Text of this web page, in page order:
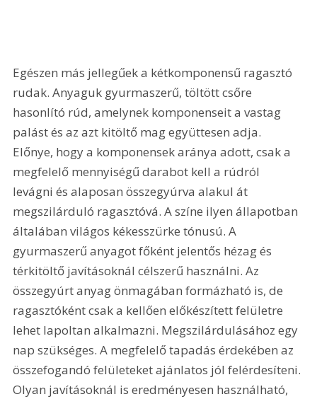
Egészen más jellegűek a kétkomponensű ragasztó
rudak. Anyaguk gyurmaszerű, töltött csőre
hasonlító rúd, amelynek komponenseit a vastag
palást és az azt kitöltő mag együttesen adja.
Előnye, hogy a komponensek aránya adott, csak a
megfelelő mennyiségű darabot kell a rúdról
levágni és alaposan összegyúrva alakul át
megszilárduló ragasztóvá. A színe ilyen állapotban
általában világos kékesszürke tónusú. A
gyurmaszerű anyagot főként jelentős hézag és
térkitöltő javításoknál célszerű használni. Az
összegyúrt anyag önmagában formázható is, de
ragasztóként csak a kellően előkészített felületre
lehet lapoltan alkalmazni. Megszilárdulásához egy
nap szükséges. A megfelelő tapadás érdekében az
összefogandó felületeket ajánlatos jól felérdesíteni.
Olyan javításoknál is eredményesen használható,